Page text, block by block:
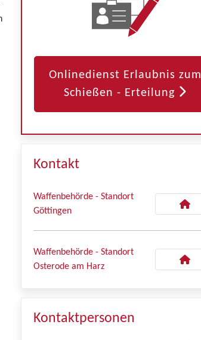
Onlinedienst Erlaubnis zum
Schießen - Erteilung
Kontakt
Waffenbehörde - Standort
Göttingen
Waffenbehörde - Standort
Osterode am Harz
Kontaktpersonen